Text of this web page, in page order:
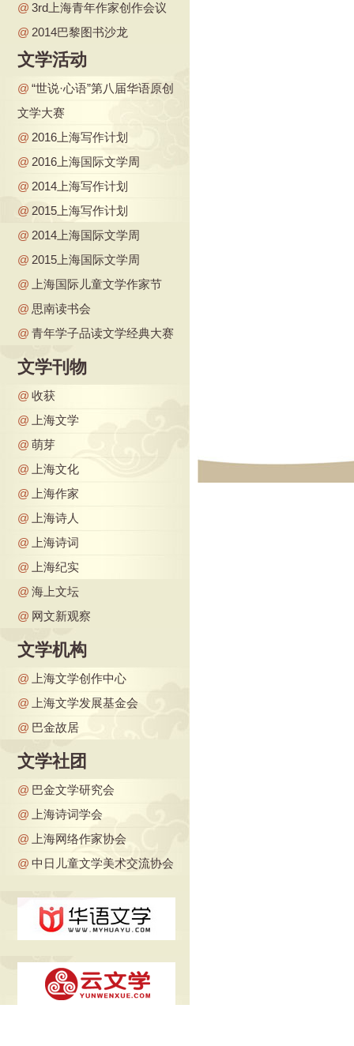
@ 3rd上海青年作家创作会议
@ 2014巴黎图书沙龙
文学活动
@ “世说·心语”第八届华语原创
文学大赛
@ 2016上海写作计划
@ 2016上海国际文学周
@ 2014上海写作计划
@ 2015上海写作计划
@ 2014上海国际文学周
@ 2015上海国际文学周
@
上海国际儿童文学作家节
@ 思南读书会
@ 青年学子品读文学经典大赛
文学刊物
@ 收获
@
上海文学
@ 萌芽
@
上海文化
@
上海作家
@
上海诗人
@
上海诗词
@
上海纪实
@ 海上文坛
@ 网文新观察
文学机构
@
上海文学创作中心
@
上海文学发展基金会
@ 巴金故居
文学社团
@ 巴金文学研究会
@
上海诗词学会
@
上海网络作家协会
@ 中日儿童文学美术交流协会